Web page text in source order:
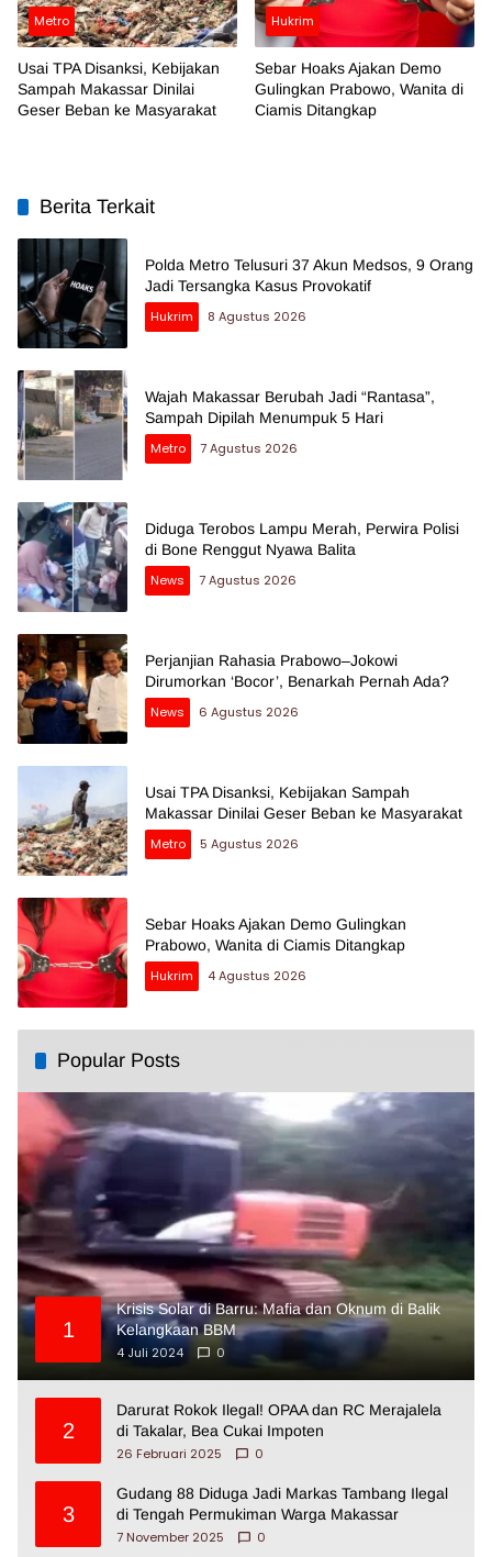
Metro
Usai TPA Disanksi, Kebijakan
Sampah Makassar Dinilai
Geser Beban ke Masyarakat
Hukrim
Sebar Hoaks Ajakan Demo
Gulingkan Prabowo, Wanita di
Ciamis Ditangkap
Berita Terkait
Polda Metro Telusuri 37 Akun Medsos, 9 Orang
Jadi Tersangka Kasus Provokatif
Hukrim
8 Agustus 2026
Wajah Makassar Berubah Jadi “Rantasa”,
Sampah Dipilah Menumpuk 5 Hari
Metro
7 Agustus 2026
Diduga Terobos Lampu Merah, Perwira Polisi
di Bone Renggut Nyawa Balita
News
7 Agustus 2026
Perjanjian Rahasia Prabowo–Jokowi
Dirumorkan ‘Bocor’, Benarkah Pernah Ada?
News
6 Agustus 2026
Usai TPA Disanksi, Kebijakan Sampah
Makassar Dinilai Geser Beban ke Masyarakat
Metro
5 Agustus 2026
Sebar Hoaks Ajakan Demo Gulingkan
Prabowo, Wanita di Ciamis Ditangkap
Hukrim
4 Agustus 2026
Popular Posts
1
Krisis Solar di Barru: Mafia dan Oknum di Balik
Kelangkaan BBM
4 Juli 2024
0
2
Darurat Rokok Ilegal! OPAA dan RC Merajalela
di Takalar, Bea Cukai Impoten
26 Februari 2025
0
3
Gudang 88 Diduga Jadi Markas Tambang Ilegal
di Tengah Permukiman Warga Makassar
7 November 2025
0